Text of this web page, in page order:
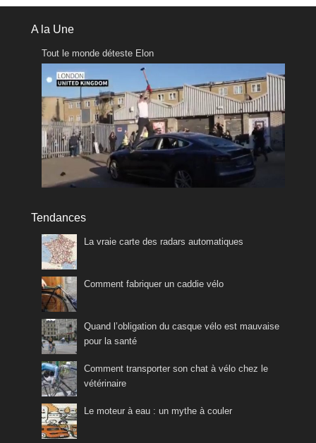
A la Une
Tout le monde déteste Elon
Tendances
La vraie carte des radars automatiques
Comment fabriquer un caddie vélo
Quand l’obligation du casque vélo est mauvaise
pour la santé
Comment transporter son chat à vélo chez le
vétérinaire
Le moteur à eau : un mythe à couler